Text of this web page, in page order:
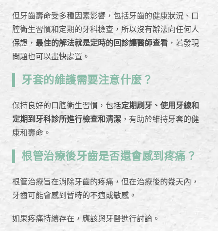
但牙齒壽命受多種因素影響，包括牙齒的健康狀況、口
腔衛生習慣和定期的牙科檢查，所以沒有辦法向任何人
保證， 最佳的解法就是定時的回診讓醫師查看 ，若發現
問題也可以盡快處置。
牙套的維護需要注意什麼？
保持良好的口腔衛生習慣，包括定期刷牙、使用牙線和
定期到牙科診所進行檢查和清潔 ，有助於維持牙套的健
康和壽命。
根管治療後牙齒是否還會感到疼痛？
根管治療旨在消除牙齒的疼痛，但在治療後的幾天內，
牙齒可能會感到暫時的不適或敏感。
如果疼痛持續存在，應該與牙醫進行討論。